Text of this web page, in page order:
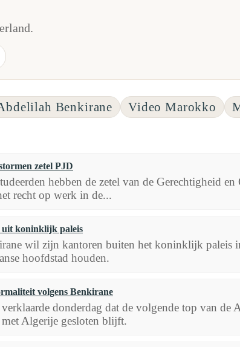
Benkirane Video Marokko
zetel PJD
hebben de zetel van de Gerechtigheid
recht op werk in de...
koninklijk paleis
wil zijn kantoren buiten het koninklijk paleis
hoofdstad houden.
volgens Benkirane
donderdag dat de volgende top van de
Algerije gesloten blijft.